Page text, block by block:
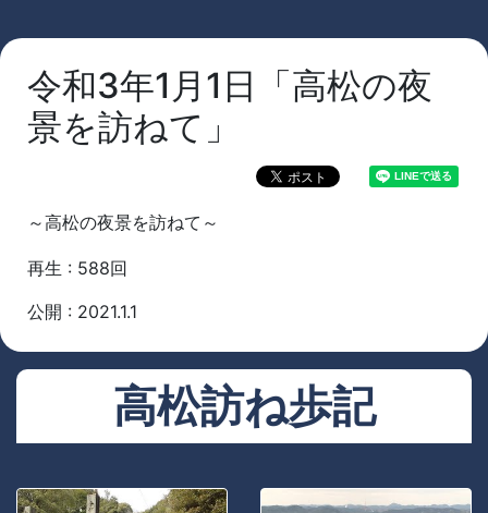
令和3年1月1日「高松の夜
景を訪ねて」
～高松の夜景を訪ねて～
再生 : 588回
公開 : 2021.1.1
高松訪ね歩記